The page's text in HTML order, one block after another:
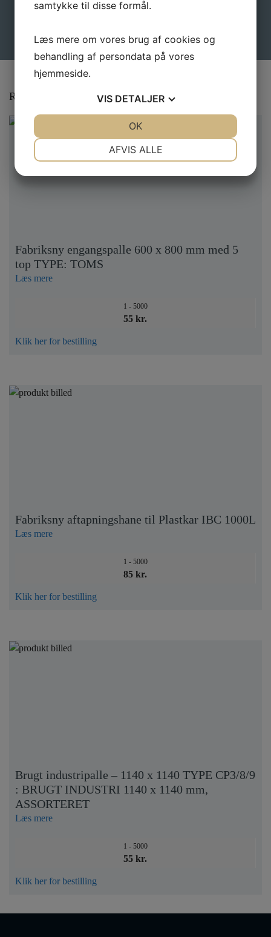
Relaterede varer
Fabriksny engangspalle 600 x 800 mm med 5
top TYPE: TOMS
Læs mere
1 - 5000
55 kr.
Klik her for bestilling
Fabriksny aftapningshane til Plastkar IBC 1000L
Læs mere
1 - 5000
85 kr.
Klik her for bestilling
Brugt industripalle – 1140 x 1140 TYPE CP3/8/9
: BRUGT INDUSTRI 1140 x 1140 mm,
ASSORTERET
Læs mere
1 - 5000
55 kr.
Klik her for bestilling
samtykke til disse formål.
Læs mere om vores brug af cookies og
behandling af persondata på vores
hjemmeside.
VIS DETALJER
AFVIS ALLE
OK